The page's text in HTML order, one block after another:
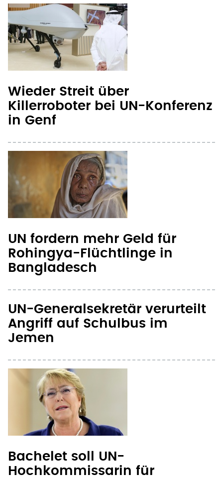
Wieder Streit über
Killerroboter bei UN-Konferenz
in Genf
UN fordern mehr Geld für
Rohingya-Flüchtlinge in
Bangladesch
UN-Generalsekretär verurteilt
Angriff auf Schulbus im
Jemen
Bachelet soll UN-
Hochkommissarin für